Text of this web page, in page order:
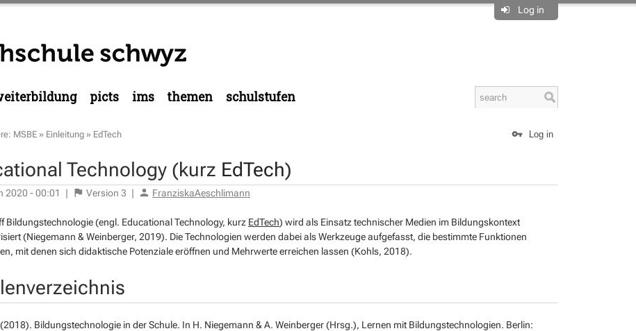
Log in
picts ims themen schulstufen
Log in
MSBE » Einleitung » EdTech
Technology (kurz EdTech)
2020 - 00:01 | Version 3 | FranziskaAeschlimann
Bildungstechnologie(engl. Educational Technology, kurz EdTech) wird als Einsatz technischer Medien im Bildungskontext
(Niegemann & Weinberger, 2019). Die Technologien werden dabei als Werkzeuge aufgefasst, die bestimmte Funktionen
mit denen sich didaktische Potenziale eröffnen und Mehrwerte erreichen lassen (Kohls, 2018).
Bildungstechnologie in der Schule. In H. Niegemann & A. Weinberger (Hrsg.), Lernen mit Bildungstechnologien. Berlin: